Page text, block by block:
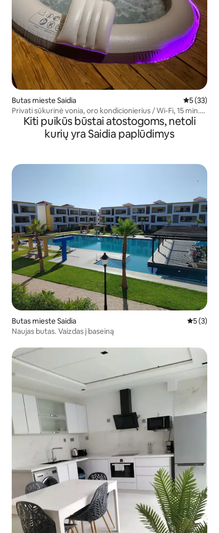
Butas mieste Saidia Vidutinis
5 (33)
Privati sūkurinė vonia, oro kondicionierius / Wi-Fi, 15 min.
iki paplūdimio
Kiti puikūs būstai atostogoms, netoli
kurių yra Saidia paplūdimys
Butas mieste Saidia Vidutinis
5 (3)
Naujas butas. Vaizdas į baseiną